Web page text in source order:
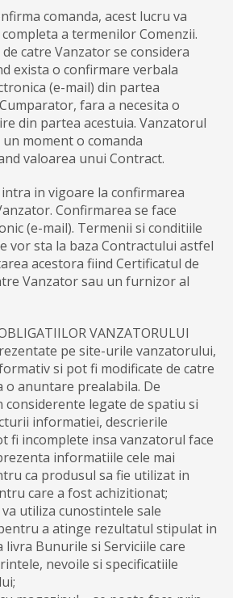
comanda, acest lucru va
a termenilor Comenzii.
catre Vanzator se considera
exista o confirmare verbala
(e-mail) din partea
fara a necesita o
din partea acestuia. Vanzatorul
moment o comanda
valoarea unui Contract.
in vigoare la confirmarea
Confirmarea se face
(e-mail). Termenii si conditiile
vor sta la baza Contractului astfel
acestora fiind Certificatul de
Vanzator sau un furnizor al
VANZATORULUI
pe site-urile vanzatorului,
si pot fi modificate de catre
o anuntare prealabila. De
considerente legate de spatiu si
informatiei, descrierile
fi incomplete insa vanzatorul face
informatiile cele mai
ca produsul sa fie utilizat in
care a fost achizitionat;
utiliza cunostintele sale
a atinge rezultatul stipulat in
livra Bunurile si Serviciile care
nevoile si specificatiile